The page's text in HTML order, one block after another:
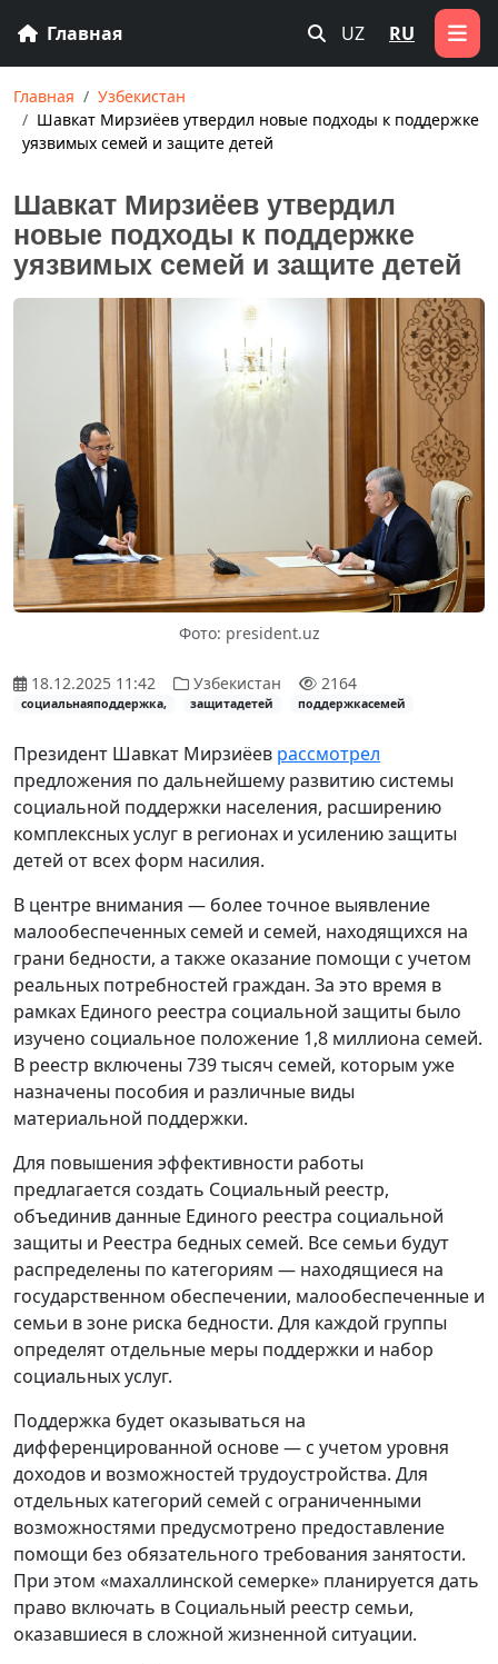
Главная UZ RU
Главная
Узбекистан
Шавкат Мирзиёев утвердил новые подходы к поддержке
уязвимых семей и защите детей
Шавкат Мирзиёев утвердил
новые подходы к поддержке
уязвимых семей и защите детей
Фото: president.uz
18.12.2025 11:42 Узбекистан 2164
социальнаяподдержка, защитадетей поддержкасемей
Президент Шавкат Мирзиёев рассмотрел
предложения по дальнейшему развитию системы
социальной поддержки населения, расширению
комплексных услуг в регионах и усилению защиты
детей от всех форм насилия.
В центре внимания — более точное выявление
малообеспеченных семей и семей, находящихся на
грани бедности, а также оказание помощи с учетом
реальных потребностей граждан. За это время в
рамках Единого реестра социальной защиты было
изучено социальное положение 1,8 миллиона семей.
В реестр включены 739 тысяч семей, которым уже
назначены пособия и различные виды
материальной поддержки.
Для повышения эффективности работы
предлагается создать Социальный реестр,
объединив данные Единого реестра социальной
защиты и Реестра бедных семей. Все семьи будут
распределены по категориям — находящиеся на
государственном обеспечении, малообеспеченные и
семьи в зоне риска бедности. Для каждой группы
определят отдельные меры поддержки и набор
социальных услуг.
Поддержка будет оказываться на
дифференцированной основе — с учетом уровня
доходов и возможностей трудоустройства. Для
отдельных категорий семей с ограниченными
возможностями предусмотрено предоставление
помощи без обязательного требования занятости.
При этом «махаллинской семерке» планируется дать
право включать в Социальный реестр семьи,
оказавшиеся в сложной жизненной ситуации.